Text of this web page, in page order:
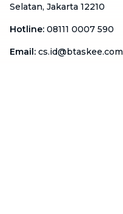
Selatan, Jakarta 12210
Hotline: 08111 0007 590
Email: cs.id@btaskee.com